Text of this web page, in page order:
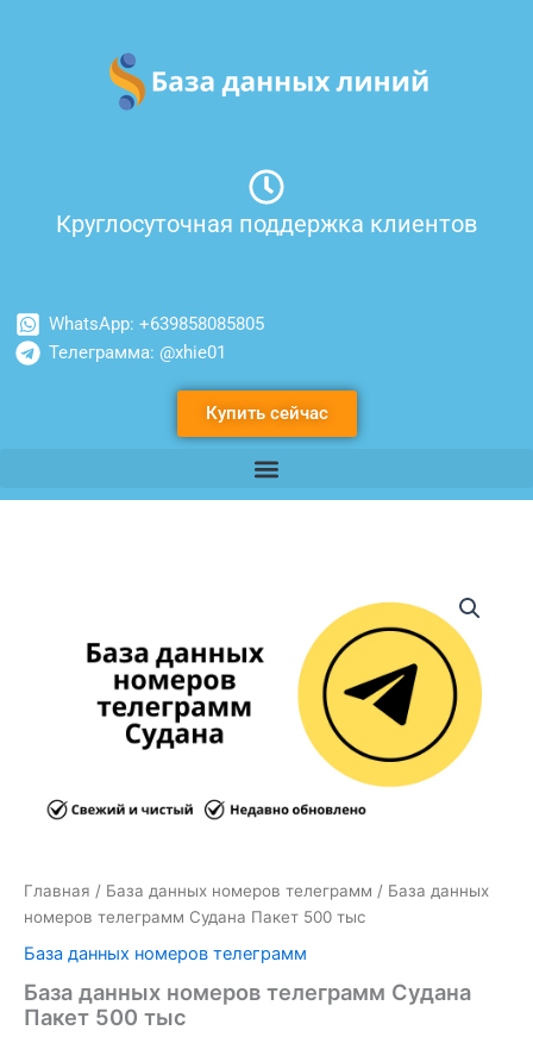
содержимому
Круглосуточная поддержка клиентов
WhatsApp: +639858085805
Телеграмма: @xhie01
Купить сейчас
Главная / База данных номеров телеграмм / База данных
номеров телеграмм Судана Пакет 500 тыс
База данных номеров телеграмм
База данных номеров телеграмм Судана
Пакет 500 тыс
телеграмм